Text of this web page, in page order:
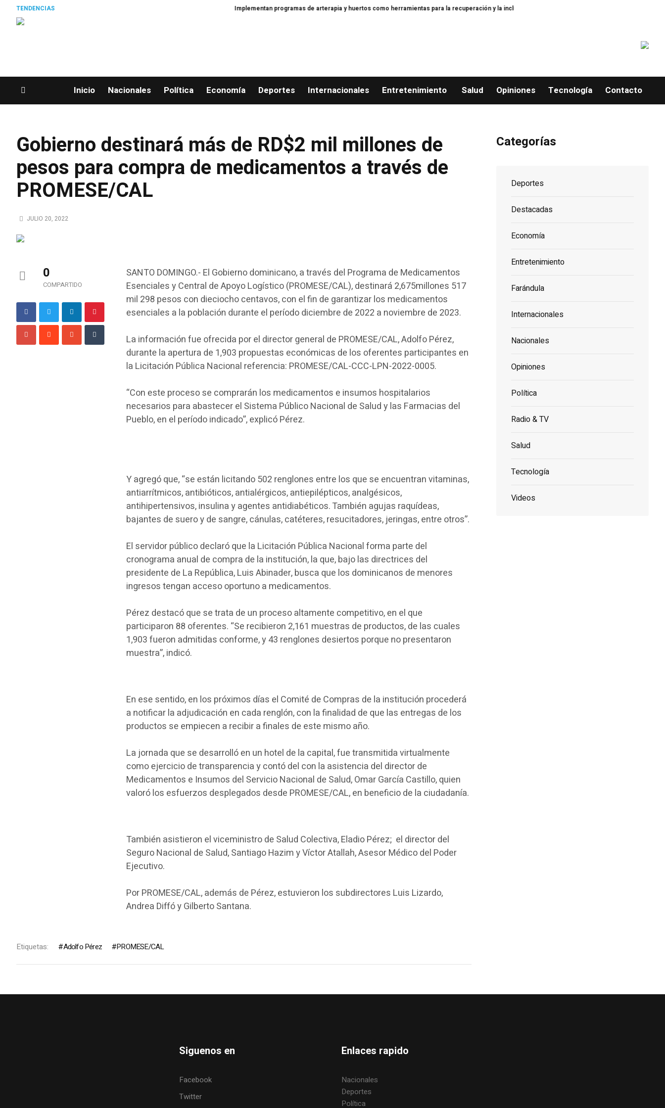
TENDENCIAS Implementan programas de arterapia y huertos como herramientas para la recuperación y la inclusión social
Inicio Nacionales Política Economía Deportes Internacionales Entretenimiento Salud Opiniones Tecnología Contacto
Gobierno destinará más de RD$2 mil millones de
pesos para compra de medicamentos a través de
PROMESE/CAL
JULIO 20, 2022
0
COMPARTIDO
SANTO DOMINGO.- El Gobierno dominicano, a través del Programa de Medicamentos
Esenciales y Central de Apoyo Logístico (PROMESE/CAL), destinará 2,675millones 517
mil 298 pesos con dieciocho centavos, con el fin de garantizar los medicamentos
esenciales a la población durante el período diciembre de 2022 a noviembre de 2023.
La información fue ofrecida por el director general de PROMESE/CAL, Adolfo Pérez,
durante la apertura de 1,903 propuestas económicas de los oferentes participantes en
la Licitación Pública Nacional referencia: PROMESE/CAL-CCC-LPN-2022-0005.
“Con este proceso se comprarán los medicamentos e insumos hospitalarios
necesarios para abastecer el Sistema Público Nacional de Salud y las Farmacias del
Pueblo, en el período indicado”, explicó Pérez.
Y agregó que, “se están licitando 502 renglones entre los que se encuentran vitaminas,
antiarrítmicos, antibióticos, antialérgicos, antiepilépticos, analgésicos,
antihipertensivos, insulina y agentes antidiabéticos. También agujas raquídeas,
bajantes de suero y de sangre, cánulas, catéteres, resucitadores, jeringas, entre otros”.
El servidor público declaró que la Licitación Pública Nacional forma parte del
cronograma anual de compra de la institución, la que, bajo las directrices del
presidente de La República, Luis Abinader, busca que los dominicanos de menores
ingresos tengan acceso oportuno a medicamentos.
Pérez destacó que se trata de un proceso altamente competitivo, en el que
participaron 88 oferentes. “Se recibieron 2,161 muestras de productos, de las cuales
1,903 fueron admitidas conforme, y 43 renglones desiertos porque no presentaron
muestra”, indicó.
En ese sentido, en los próximos días el Comité de Compras de la institución procederá
a notificar la adjudicación en cada renglón, con la finalidad de que las entregas de los
productos se empiecen a recibir a finales de este mismo año.
La jornada que se desarrolló en un hotel de la capital, fue transmitida virtualmente
como ejercicio de transparencia y contó del con la asistencia del director de
Medicamentos e Insumos del Servicio Nacional de Salud, Omar García Castillo, quien
valoró los esfuerzos desplegados desde PROMESE/CAL, en beneficio de la ciudadanía.
También asistieron el viceministro de Salud Colectiva, Eladio Pérez; el director del
Seguro Nacional de Salud, Santiago Hazim y Víctor Atallah, Asesor Médico del Poder
Ejecutivo.
Por PROMESE/CAL, además de Pérez, estuvieron los subdirectores Luis Lizardo,
Andrea Diffó y Gilberto Santana.
Etiquetas: Adolfo Pérez PROMESE/CAL
Categorías
Deportes
Destacadas
Economía
Entretenimiento
Farándula
Internacionales
Nacionales
Opiniones
Política
Radio & TV
Salud
Tecnología
Videos
Siguenos en
Facebook
Twitter
Enlaces rapido
Nacionales
Deportes
Política